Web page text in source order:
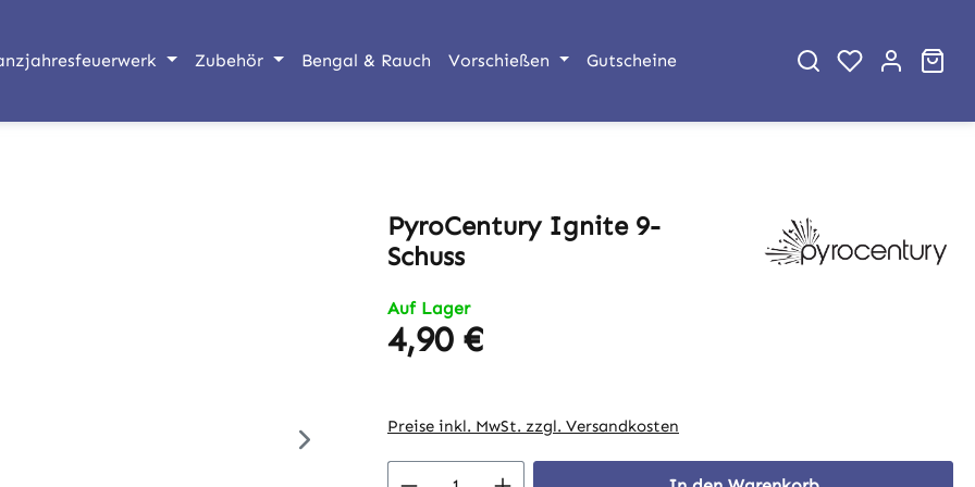
Zubehör Bengal & Rauch Vorschießen Gutscheine
PyroCentury Ignite 9-
Schuss
Auf Lager
Regulärer Preis:
4,90 €
Preise inkl. MwSt. zzgl. Versandkosten
Produkt Anzahl: Gib den gewünschten Wert